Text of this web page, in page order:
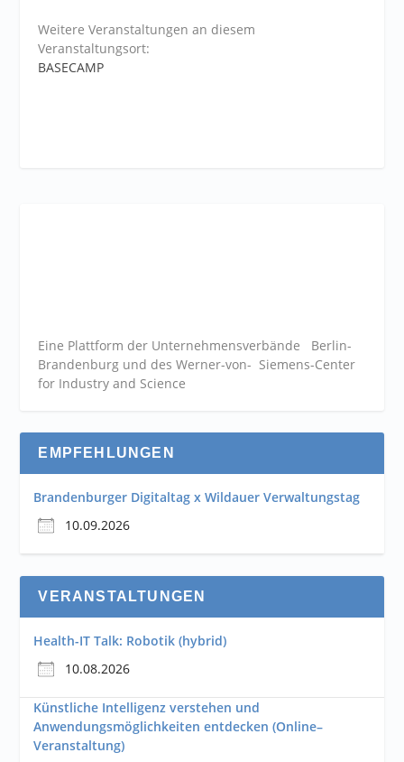
Weitere Veranstaltungen an diesem
Veranstaltungsort:
BASECAMP
Eine Plattform der Unternehmensverbände Berlin-
Brandenburg und des Werner-von- Siemens-Center
for Industry and Science
EMPFEHLUNGEN
Brandenburger Digitaltag x Wildauer Verwaltungstag
10.09.2026
VERANSTALTUNGEN
Health-IT Talk: Robotik (hybrid)
10.08.2026
Künstliche Intelligenz verstehen und
Anwendungsmöglichkeiten entdecken (Online–
Veranstaltung)